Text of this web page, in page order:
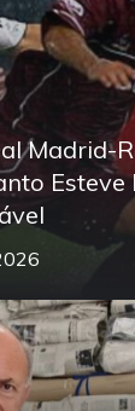
Madrid-
Esteve